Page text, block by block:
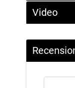
Video